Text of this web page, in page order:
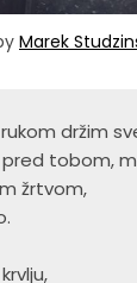
Marek
držim
tobom,
žrtvom,